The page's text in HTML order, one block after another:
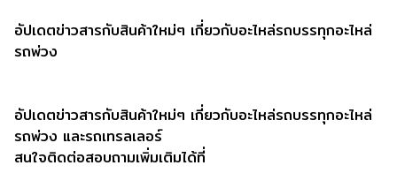
อัปเดตข่าวสารกับสินค้าใหม่ๆ เกี่ยวกับอะไหล่รถบรรทุกอะไหล่
รถพ่วง
อัปเดตข่าวสารกับสินค้าใหม่ๆ เกี่ยวกับอะไหล่รถบรรทุกอะไหล่
รถพ่วง และรถเทรลเลอร์
สนใจติดต่อสอบถามเพิ่มเติมได้ที่